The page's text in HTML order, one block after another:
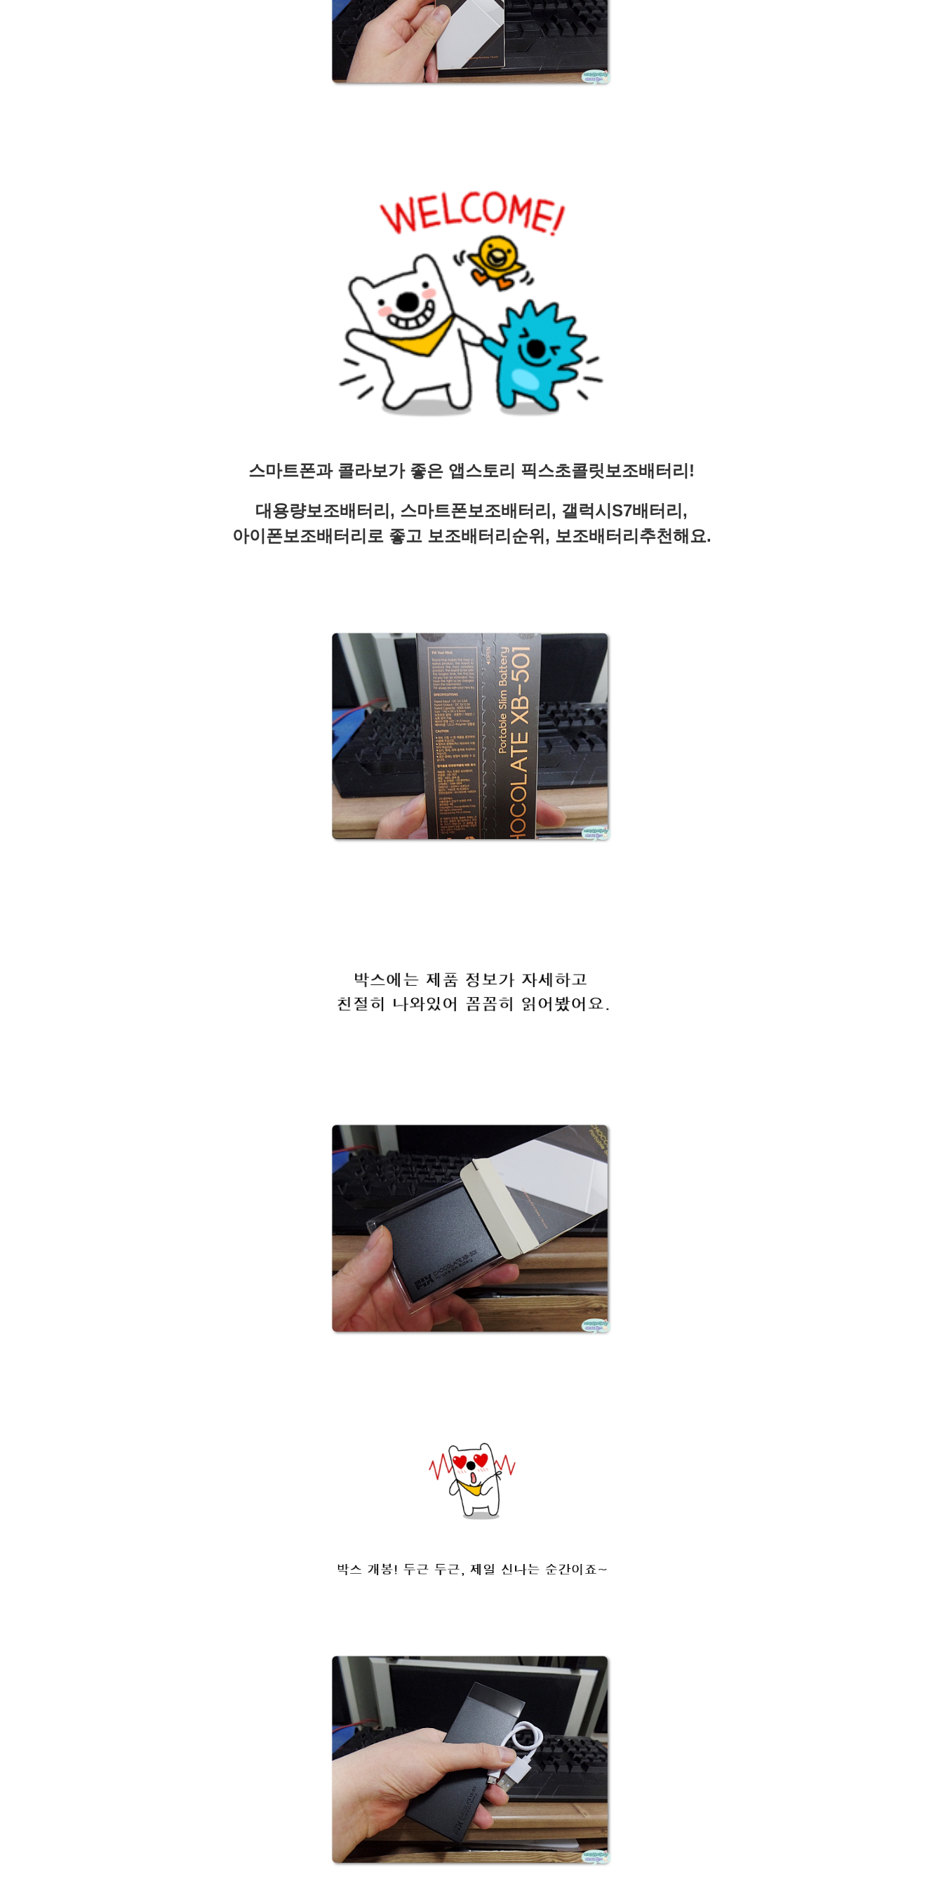
스마트폰과 콜라보가 좋은 앱스토리 픽스초콜릿보조배터리!
대용량보조배터리, 스마트폰보조배터리, 갤럭시S7배터리,
아이폰보조배터리로 좋고 보조배터리순위, 보조배터리추천해요.